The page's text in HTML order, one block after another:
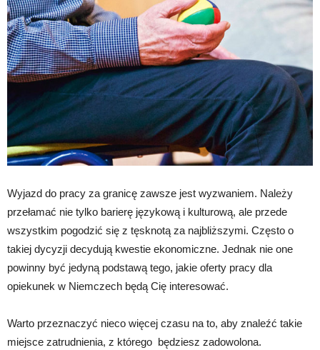
Wyjazd do pracy za granicę zawsze jest wyzwaniem. Należy
przełamać nie tylko barierę językową i kulturową, ale przede
wszystkim pogodzić się z tęsknotą za najbliższymi. Często o
takiej dycyzji decydują kwestie ekonomiczne. Jednak nie one
powinny być jedyną podstawą tego, jakie oferty pracy dla
opiekunek w Niemczech będą Cię interesować.
Warto przeznaczyć nieco więcej czasu na to, aby znaleźć takie
miejsce zatrudnienia, z którego będziesz zadowolona.